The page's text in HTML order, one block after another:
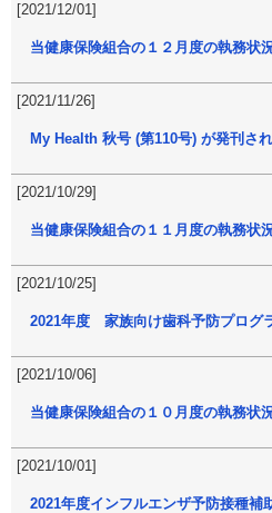
[2021/12/01]
当健康保険組合の１２月度の執務状
[2021/11/26]
My Health 秋号 (第110号) が発刊さ
[2021/10/29]
当健康保険組合の１１月度の執務状
[2021/10/25]
2021年度 家族向け歯科予防プログ
[2021/10/06]
当健康保険組合の１０月度の執務状
[2021/10/01]
2021年度インフルエンザ予防接種